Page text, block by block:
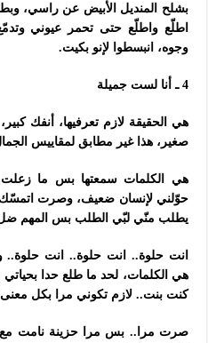
بشلح المنديل الأبيض عن راسي،
اطلّع واطلّع حتى تحمر عيوني
وجوه، انبسطوا لإنو بكيت.
4 ـ أنا لست جميلة
هي الحقيقة لازم تعرفيها، أنفك
صغير، هذا غير مطابق لمقاييس
هي الكلمات سمعتها بس ما
حوّلني لإنسان ضعيف، وصرت اتمسّك
يطلب منّي لبّي الطلب بس المهم
انت حلوة.. انت حلوة.. انت
هي الكلمات، لحد ما طلع حدا
كنت بنت.. لازم تكوني مرا بكل معنى
صرت مرا.. بس مرا حزينة نامت مع